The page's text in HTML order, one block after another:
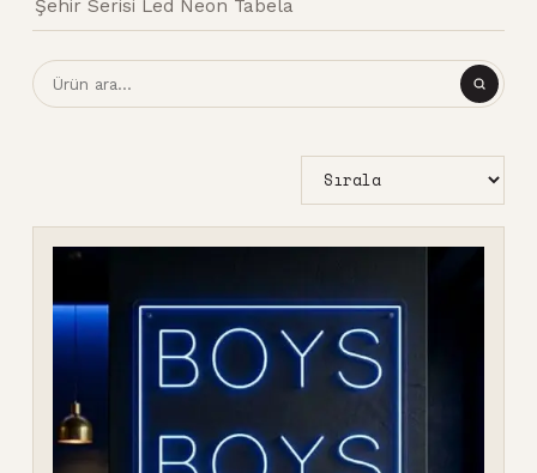
Şehir Serisi Led Neon Tabela